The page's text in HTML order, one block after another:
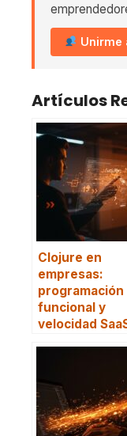
Unirme
Artículos
Clojure en
empresas:
programación
funcional y
velocidad